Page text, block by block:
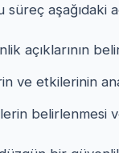
süreç aşağıdaki
açıklarının
ve etkilerinin
belirlenmesi